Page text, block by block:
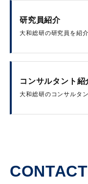
研究員紹介
大和総研の研究員を紹介
コンサルタント紹
大和総研のコンサルタ
CONTACT